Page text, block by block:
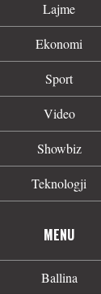
Lajme
Ekonomi
Sport
Video
Showbiz
Teknologji
MENU
Ballina